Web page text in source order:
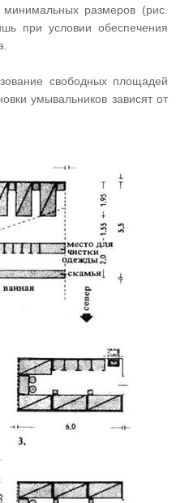
размеров (рис.
при условии обеспечения
свободных площадей
умывальников зависят от